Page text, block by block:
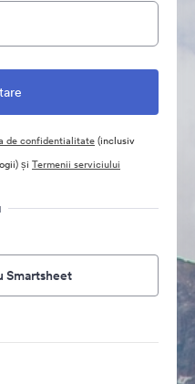
de confidentialitate(inclusiv
și Termenii serviciului
Smartsheet